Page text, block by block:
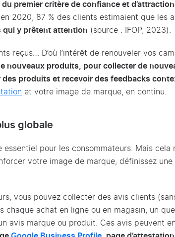
premier critère de confiance et d’attraction
2020, 87 % des clients estimaient que les
qui y prêtent attention (source : IFOP, 2023).
reçus… D’où l’intérêt de renouveler vos
nouveaux produits, pour collecter de
produits et recevoir des feedbacks
et votre image de marque, en continu.
globale
pour les consommateurs. Mais cela
votre image de marque, définissez
vous pouvez collecter des avis clients
chaque achat en ligne ou en magasin, un
avis marque ou produit. Ces avis peuvent